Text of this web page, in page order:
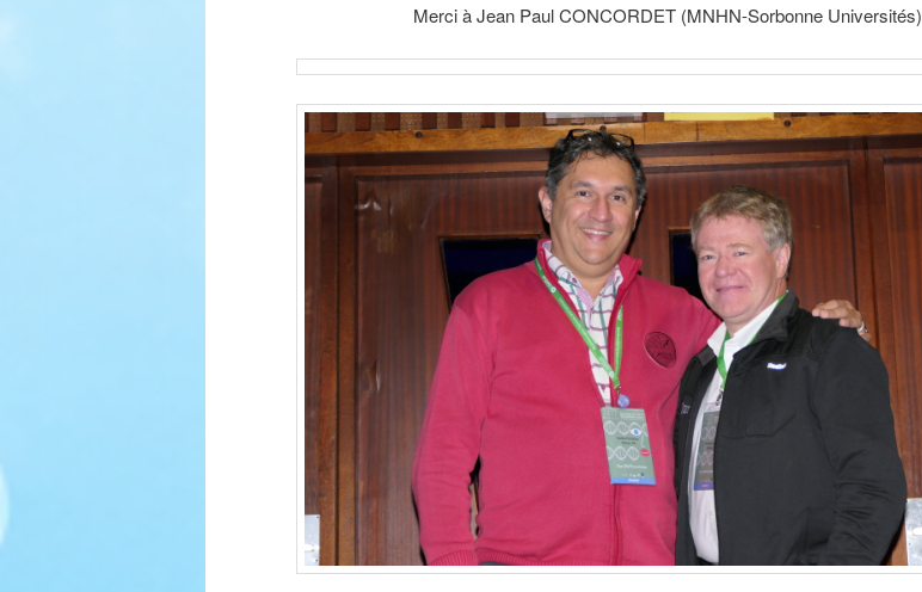
Merci à Jean Paul CONCORDET (MNHN-Sorbonne Universités)